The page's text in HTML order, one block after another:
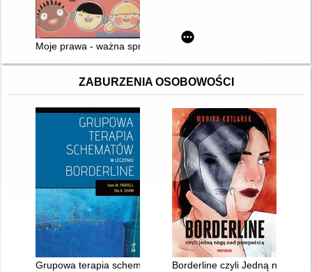
Moje prawa - ważna sprawa!
ZABURZENIA OSOBOWOŚCI
Grupowa terapia schematów w leczeniu bordeline
Borderline czyli Jedną nogą